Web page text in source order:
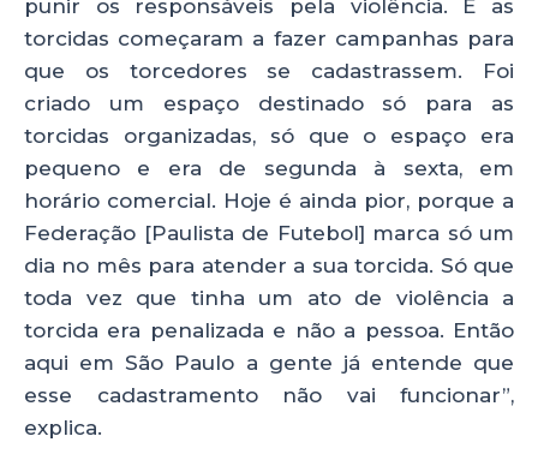
punir os responsáveis pela violência. E as
torcidas começaram a fazer campanhas para
que os torcedores se cadastrassem. Foi
criado um espaço destinado só para as
torcidas organizadas, só que o espaço era
pequeno e era de segunda à sexta, em
horário comercial. Hoje é ainda pior, porque a
Federação [Paulista de Futebol] marca só um
dia no mês para atender a sua torcida. Só que
toda vez que tinha um ato de violência a
torcida era penalizada e não a pessoa. Então
aqui em São Paulo a gente já entende que
esse cadastramento não vai funcionar”,
explica.